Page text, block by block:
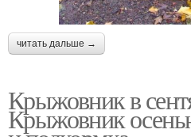
читать дальше →
Крыжовник в
Крыжовник